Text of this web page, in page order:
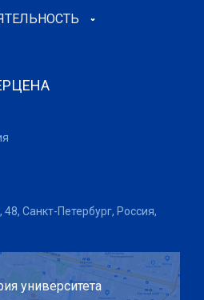
Санкт-Петербург, Россия,
университета